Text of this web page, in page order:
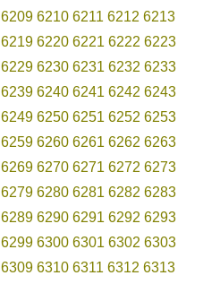
6209 6210 6211 6212 6213
6219 6220 6221 6222 6223
6229 6230 6231 6232 6233
6239 6240 6241 6242 6243
6249 6250 6251 6252 6253
6259 6260 6261 6262 6263
6269 6270 6271 6272 6273
6279 6280 6281 6282 6283
6289 6290 6291 6292 6293
6299 6300 6301 6302 6303
6309 6310 6311 6312 6313